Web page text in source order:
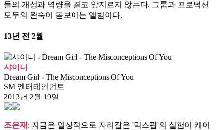
들의 개성과 역량을 결코 앞지르지 않는다. 그룹과 프로덕션
모두의 완숙이 돋보이는 앨범이다.
13년 전 2월
샤이니
Dream Girl - The Misconceptions Of You
SM 엔터테인먼트
2013년 2월 19일
조은재 : 지금은 일상적으로 자리잡은 '믹스팝'의 실험이 케이